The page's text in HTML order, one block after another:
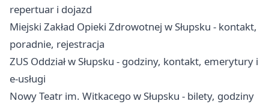
repertuar i dojazd
Miejski Zakład Opieki Zdrowotnej w Słupsku - kontakt,
poradnie, rejestracja
ZUS Oddział w Słupsku - godziny, kontakt, emerytury i
e-usługi
Nowy Teatr im. Witkacego w Słupsku - bilety, godziny